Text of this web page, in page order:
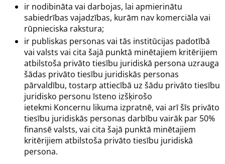
ir nodibināta vai darbojas, lai apmierinātu
sabiedrības vajadzības, kurām nav komerciāla vai
rūpnieciska rakstura;
ir publiskas personas vai tās institūcijas padotībā
vai valsts vai cita šajā punktā minētajiem kritērijiem
atbilstoša privāto tiesību juridiskā persona uzrauga
šādas privāto tiesību juridiskās personas
pārvaldību, tostarp attiecībā uz šādu privāto tiesību
juridisko personu īsteno izšķirošo
ietekmi Koncernu likuma izpratnē, vai arī šīs privāto
tiesību juridiskās personas darbību vairāk par 50%
finansē valsts, vai cita šajā punktā minētajiem
kritērijiem atbilstoša privāto tiesību juridiskā
persona.